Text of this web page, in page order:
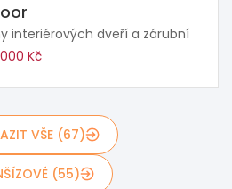
interiérových dveří a zárubní
Kč
VŠE (67)
(55)